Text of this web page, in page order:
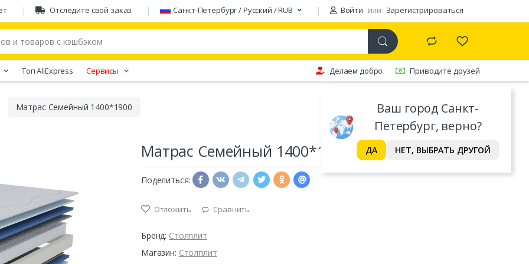
Отследите свой заказ Санкт-Петербург / Русский / RUB Войти или Зарегистрироваться
Ваш город Санкт-
Петербург, верно?
ДА НЕТ, ВЫБРАТЬ ДРУГОЙ
Tоп AliExpress Сервисы Делаем добро Приводите друзей
Матрас Семейный 1400*1900
Матрас Семейный 1400*1900
Поделиться:
Отложить Сравнить
Бренд: Столплит
Магазин: Столплит